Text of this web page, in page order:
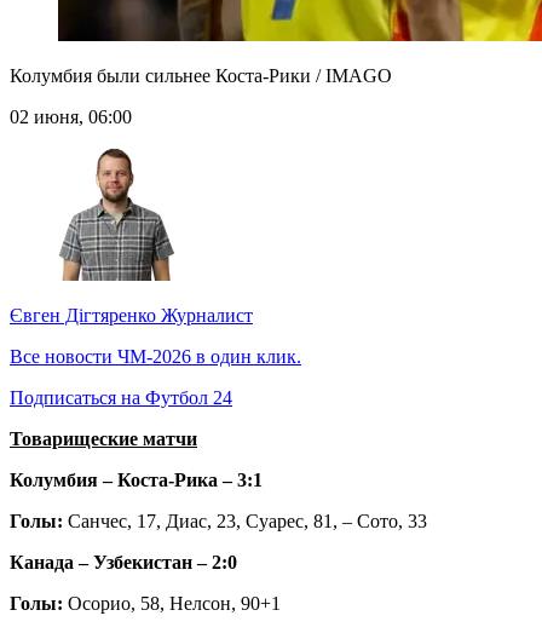
Колумбия были сильнее Коста-Рики / IMAGO
02 июня, 06:00
Євген Дігтяренко Журналист
Все новости ЧМ-2026 в один клик.
Подписаться на Футбол 24
Товарищеские матчи
Колумбия – Коста-Рика – 3:1
Голы: Санчес, 17, Диас, 23, Суарес, 81, – Сото, 33
Канада – Узбекистан – 2:0
Голы: Осорио, 58, Нелсон, 90+1